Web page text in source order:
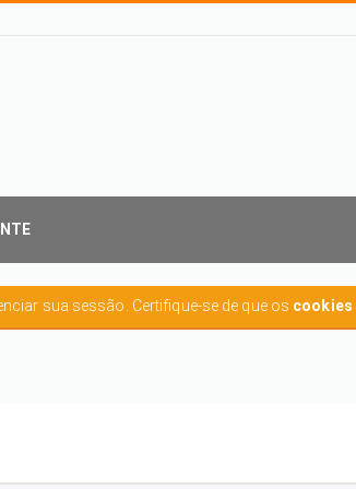
sua sessão. Certifique-se de que os cookies